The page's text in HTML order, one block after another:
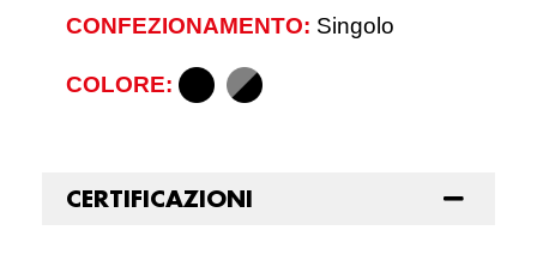
CONFEZIONAMENTO: Singolo
COLORE:
CERTIFICAZIONI